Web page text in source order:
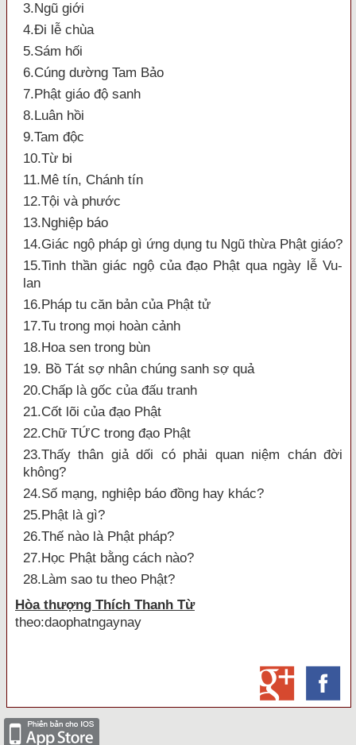
3.Ngũ giới
4.Đi lễ chùa
5.Sám hối
6.Cúng dường Tam Bảo
7.Phật giáo độ sanh
8.Luân hồi
9.Tam độc
10.Từ bi
11.Mê tín, Chánh tín
12.Tội và phước
13.Nghiệp báo
14.Giác ngộ pháp gì ứng dụng tu Ngũ thừa Phật giáo?
15.Tinh thần giác ngộ của đạo Phật qua ngày lễ Vu-
lan
16.Pháp tu căn bản của Phật tử
17.Tu trong mọi hoàn cảnh
18.Hoa sen trong bùn
19. Bồ Tát sợ nhân chúng sanh sợ quả
20.Chấp là gốc của đấu tranh
21.Cốt lõi của đạo Phật
22.Chữ TỨC trong đạo Phật
23.Thấy thân giả dối có phải quan niệm chán đời
không?
24.Số mạng, nghiệp báo đồng hay khác?
25.Phật là gì?
26.Thế nào là Phật pháp?
27.Học Phật bằng cách nào?
28.Làm sao tu theo Phật?
Hòa thượng Thích Thanh Từ
theo:daophatngaynay